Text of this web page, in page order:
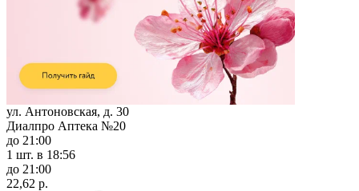
ул. Антоновская, д. 30
Диалпро Аптека №20
до 21:00
1 шт. в 18:56
до 21:00
22,62 р.